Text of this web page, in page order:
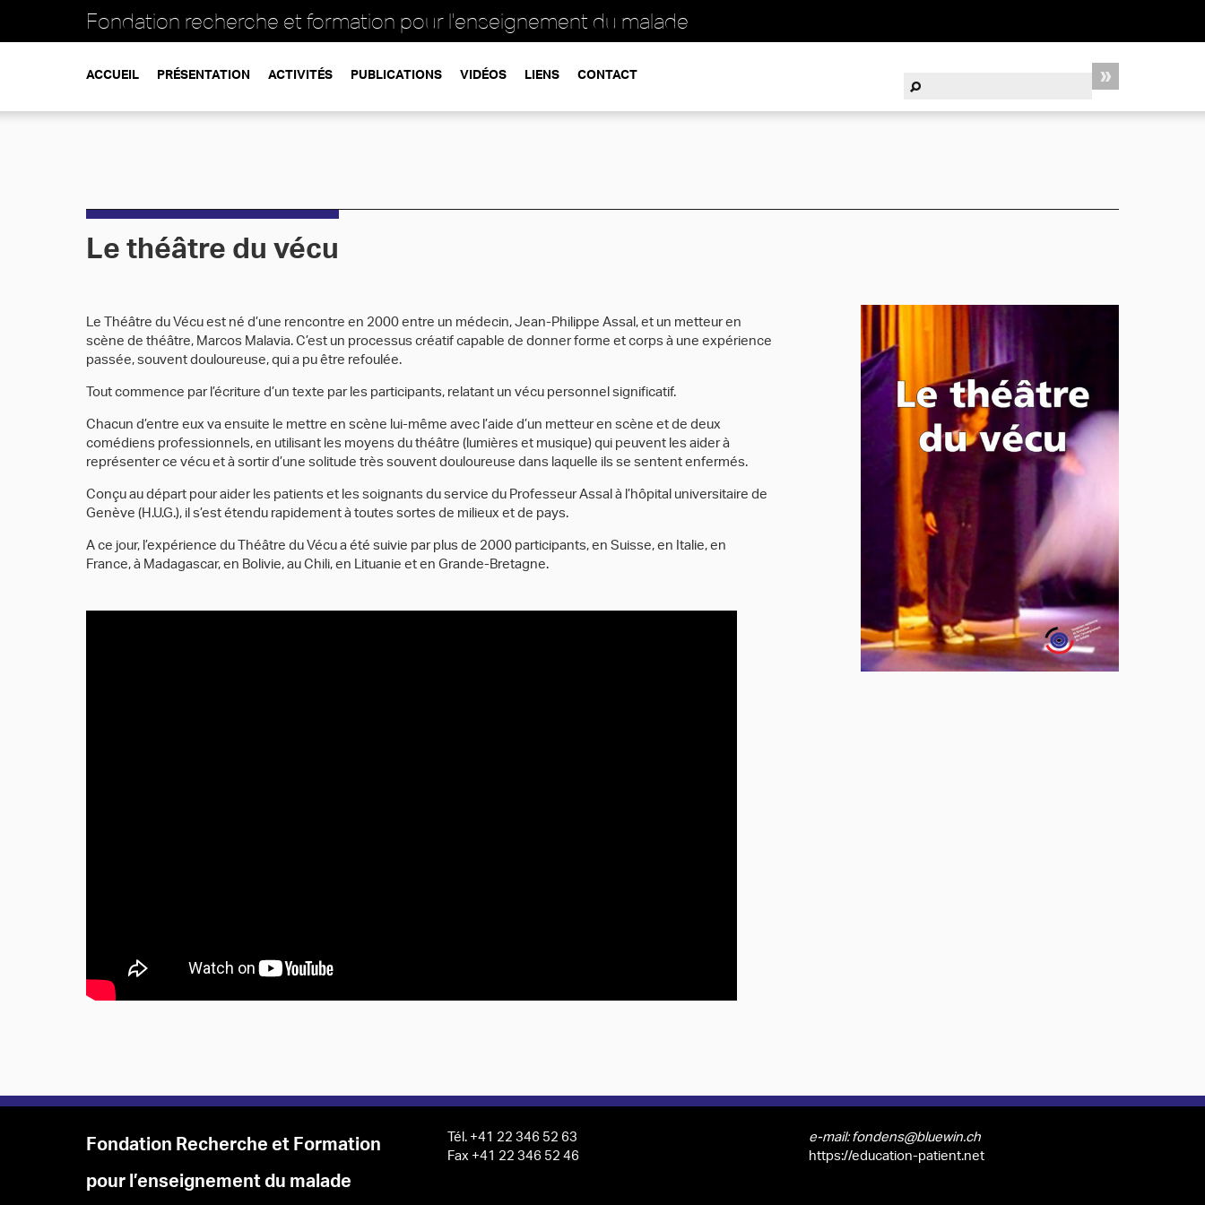
Fondation recherche et formation pour l'enseignement du malade
ACCUEIL PRÉSENTATION ACTIVITÉS PUBLICATIONS VIDÉOS LIENS CONTACT
Le théâtre du vécu
Le Théâtre du Vécu est né d’une rencontre en 2000 entre un médecin, Jean-Philippe Assal, et un metteur en
scène de théâtre, Marcos Malavia. C’est un processus créatif capable de donner forme et corps à une expérience
passée, souvent douloureuse, qui a pu être refoulée.
Tout commence par l’écriture d’un texte par les participants, relatant un vécu personnel significatif.
Chacun d’entre eux va ensuite le mettre en scène lui-même avec l’aide d’un metteur en scène et de deux
comédiens professionnels, en utilisant les moyens du théâtre (lumières et musique) qui peuvent les aider à
représenter ce vécu et à sortir d’une solitude très souvent douloureuse dans laquelle ils se sentent enfermés.
Conçu au départ pour aider les patients et les soignants du service du Professeur Assal à l’hôpital universitaire de
Genève (H.U.G.), il s’est étendu rapidement à toutes sortes de milieux et de pays.
A ce jour, l’expérience du Théâtre du Vécu a été suivie par plus de 2000 participants, en Suisse, en Italie, en
France, à Madagascar, en Bolivie, au Chili, en Lituanie et en Grande-Bretagne.
Fondation Recherche et Formation
pour l’enseignement du malade
Tél. +41 22 346 52 63
Fax +41 22 346 52 46
e-mail: fondens@bluewin.ch
https://education-patient.net